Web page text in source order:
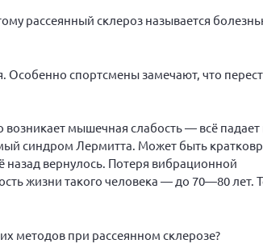
рассеянный склероз называется
Особенно спортсмены замечают, что
мышечная слабость — всё падает
синдром Лермитта. Может быть
назад вернулось. Потеря вибрационной
жизни такого человека — до 70—80 лет.
методов при рассеянном склерозе?